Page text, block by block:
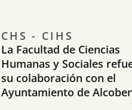
CHS - CIHS
La Facultad de Ciencias
Humanas y Sociales
su colaboración con el
Ayuntamiento de